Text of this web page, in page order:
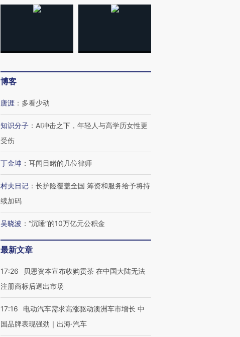
博客
唐涯 ： 多看少动
知识分子 ： AI冲击之下，年轻人与高学历女性更
受伤
丁金坤 ： 耳闻目睹的几位律师
村夫日记 ： 长护险覆盖全国 筹资和服务给予将持
续加码
吴晓波 ： “沉睡”的10万亿元公积金
最新文章
17:26
贝恩资本宣布收购贡茶 在中国大陆无法
注册商标后退出市场
17:16
电动汽车需求高涨驱动澳洲车市增长 中
国品牌表现强劲｜出海·汽车